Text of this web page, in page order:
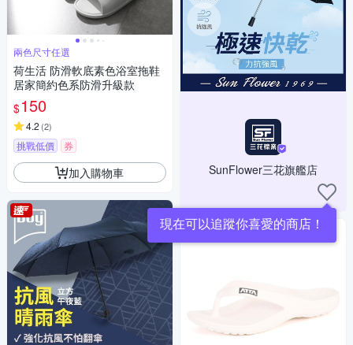
兩色尺寸任選
荷生活 防滑軟底素色浴室拖鞋
居家簡約色系防滑升級款
$150
4.2 (2)
挑戰低價 券
加入購物車 SunFlower三花旗艦店